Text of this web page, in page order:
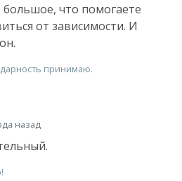
что помогаете
от зависимости. И
принимаю.
назад